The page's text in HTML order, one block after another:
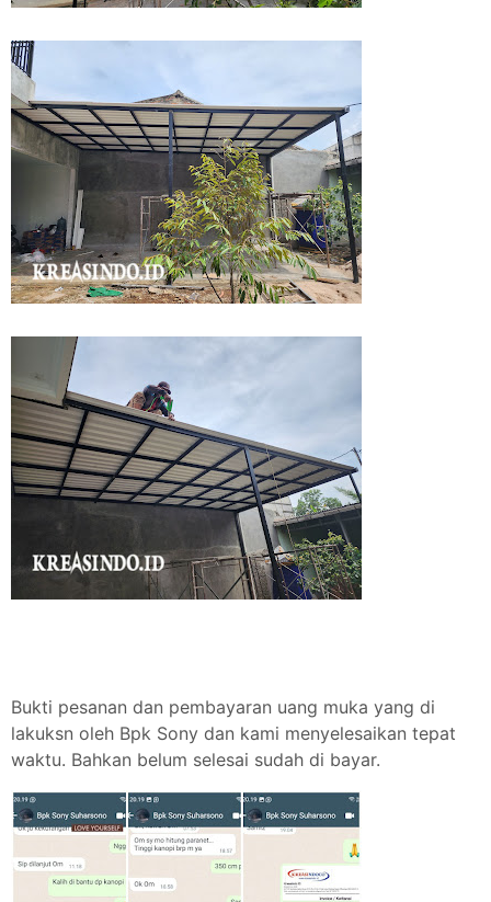
Bukti pesanan dan pembayaran uang muka yang di
lakuksn oleh Bpk Sony dan kami menyelesaikan tepat
waktu. Bahkan belum selesai sudah di bayar.